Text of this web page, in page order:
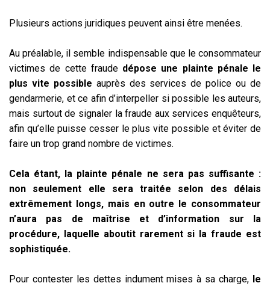
Plusieurs actions juridiques peuvent ainsi être menées.
Au préalable, il semble indispensable que le consommateur
victimes de cette fraude dépose une plainte pénale le
plus vite possible auprès des services de police ou de
gendarmerie, et ce afin d’interpeller si possible les auteurs,
mais surtout de signaler la fraude aux services enquêteurs,
afin qu’elle puisse cesser le plus vite possible et éviter de
faire un trop grand nombre de victimes.
Cela étant, la plainte pénale ne sera pas suffisante :
non seulement elle sera traitée selon des délais
extrêmement longs, mais en outre le consommateur
n’aura pas de maîtrise et d’information sur la
procédure, laquelle aboutit rarement si la fraude est
sophistiquée.
Pour contester les dettes indument mises à sa charge, le